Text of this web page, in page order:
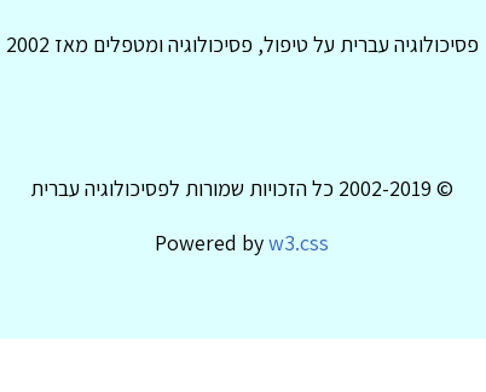
פסיכולוגיה עברית על טיפול, פסיכולוגיה ומטפלים מאז 2002
© 2002-2019 כל הזכויות שמורות לפסיכולוגיה עברית
Powered byw3.css